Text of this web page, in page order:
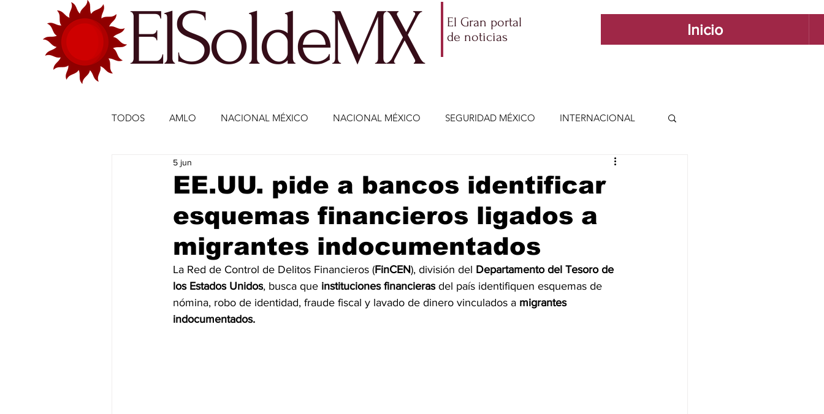
ElSoldeMX
El Gran portal
de noticias
Inicio
TODOS AMLO NACIONAL MÉXICO NACIONAL MÉXICO SEGURIDAD MÉXICO INTERNACIONAL
ECONOMÍA MÉXICO ECONOMÍA INTERNACIONAL
DEPORTES DEPORTES CIENCIA Y TECNOLOGÍA ENTRETENIMIENTO VIDA Y ESTILO
ESTADOS-POLÍTICA ENTRETENIMIENTO JALISCO-ENRIQUE ALFARO JALISCO-GUADALAJARA
JALISCO-PABLO LEMUS
EE.UU. pide a bancos identificar
esquemas financieros ligados a
migrantes indocumentados
5 jun
La Red de Control de Delitos Financieros (FinCEN), división del Departamento del Tesoro de
los Estados Unidos, busca que instituciones financieras del país identifiquen esquemas de
nómina, robo de identidad, fraude fiscal y lavado de dinero vinculados a migrantes
indocumentados.